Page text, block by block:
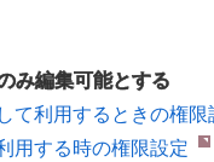
み編集可能とする
て利用するときの権限
用する時の権限設定